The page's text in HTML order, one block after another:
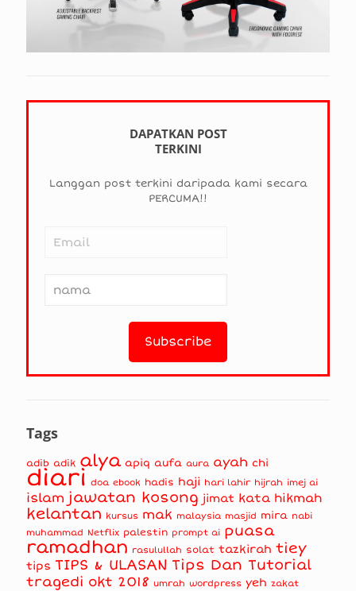
DAPATKAN POST
TERKINI
Langgan post terkini daripada kami secara
PERCUMA!!
Tags
adib adik alya apiq aufa aura ayah chi
diari doa ebook hadis haji hari lahir hijrah imej ai
islam jawatan kosong jimat kata hikmah
kelantan kursus mak malaysia masjid mira nabi
muhammad Netflix palestin prompt ai puasa
ramadhan rasulullah solat tazkirah tiey
tips TIPS & ULASAN Tips Dan Tutorial
tragedi okt 2018 umrah wordpress yeh zakat